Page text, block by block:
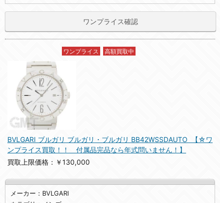
ワンプライス確認
ワンプライス 高額買取中
BVLGARI ブルガリ ブルガリ・ブルガリ BB42WSSDAUTO 【☆ワ
ンプライス買取！！ 付属品完品なら年式問いません！】
買取上限価格：￥130,000
メーカー：BVLGARI